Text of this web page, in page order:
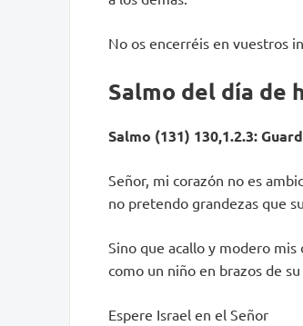
No os encerréis en vuestros
Salmo del día de
Salmo (131) 130,1.2.3:
Señor, mi corazón no es
no pretendo grandezas que
Sino que acallo y modero mis
como un niño en brazos de su
Espere Israel en el Señor